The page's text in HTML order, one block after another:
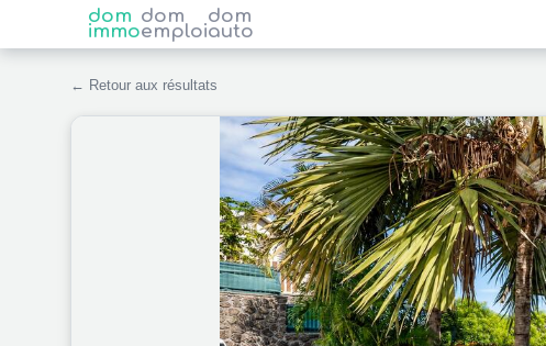
dom
immo
dom
emploi
dom
auto
← Retour aux résultats